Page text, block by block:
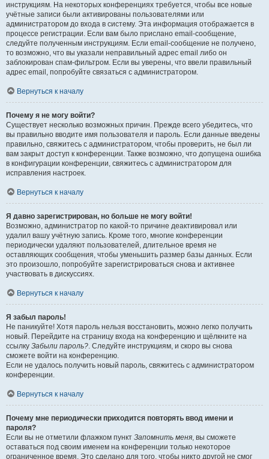
инструкциям. На некоторых конференциях требуется, чтобы все новые
учётные записи были активированы пользователями или
администратором до входа в систему. Эта информация отображается в
процессе регистрации. Если вам было прислано email-сообщение,
следуйте полученным инструкциям. Если email-сообщение не получено,
то возможно, что вы указали неправильный адрес email либо он
заблокирован спам-фильтром. Если вы уверены, что ввели правильный
адрес email, попробуйте связаться с администратором.
Вернуться к началу
Почему я не могу войти?
Существует несколько возможных причин. Прежде всего убедитесь, что
вы правильно вводите имя пользователя и пароль. Если данные введены
правильно, свяжитесь с администратором, чтобы проверить, не был ли
вам закрыт доступ к конференции. Также возможно, что допущена ошибка
в конфигурации конференции, свяжитесь с администратором для
исправления настроек.
Вернуться к началу
Я давно зарегистрирован, но больше не могу войти!
Возможно, администратор по какой-то причине деактивировал или
удалил вашу учётную запись. Кроме того, многие конференции
периодически удаляют пользователей, длительное время не
оставляющих сообщения, чтобы уменьшить размер базы данных. Если
это произошло, попробуйте зарегистрироваться снова и активнее
участвовать в дискуссиях.
Вернуться к началу
Я забыл пароль!
Не паникуйте! Хотя пароль нельзя восстановить, можно легко получить
новый. Перейдите на страницу входа на конференцию и щёлкните на
ссылку Забыли пароль?. Следуйте инструкциям, и скоро вы снова
сможете войти на конференцию.
Если не удалось получить новый пароль, свяжитесь с администратором
конференции.
Вернуться к началу
Почему мне периодически приходится повторять ввод имени и
пароля?
Если вы не отметили флажком пункт Запомнить меня, вы сможете
оставаться под своим именем на конференции только некоторое
ограниченное время. Это сделано для того, чтобы никто другой не смог